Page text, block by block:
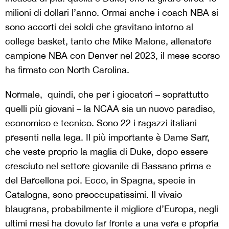
milioni di dollari l’anno. Ormai anche i coach NBA si
sono accorti dei soldi che gravitano intorno al
college basket, tanto che Mike Malone, allenatore
campione NBA con Denver nel 2023, il mese scorso
ha firmato con North Carolina.
Normale, quindi, che per i giocatori – soprattutto
quelli più giovani – la NCAA sia un nuovo paradiso,
economico e tecnico. Sono 22 i ragazzi italiani
presenti nella lega. Il più importante è Dame Sarr,
che veste proprio la maglia di Duke, dopo essere
cresciuto nel settore giovanile di Bassano prima e
del Barcellona poi. Ecco, in Spagna, specie in
Catalogna, sono preoccupatissimi. Il vivaio
blaugrana, probabilmente il migliore d’Europa, negli
ultimi mesi ha dovuto far fronte a una vera e propria